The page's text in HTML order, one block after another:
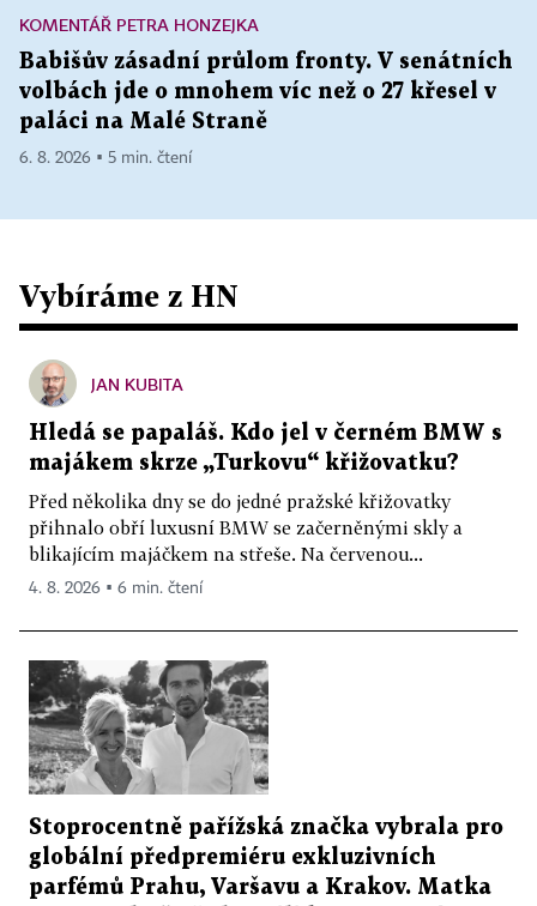
KOMENTÁŘ PETRA HONZEJKA
Babišův zásadní průlom fronty. V senátních
volbách jde o mnohem víc než o 27 křesel v
paláci na Malé Straně
6. 8. 2026 ▪ 5 min. čtení
Vybíráme z HN
JAN KUBITA
Hledá se papaláš. Kdo jel v černém BMW s
majákem skrze „Turkovu“ křižovatku?
Před několika dny se do jedné pražské křižovatky
přihnalo obří luxusní BMW se začerněnými skly a
blikajícím majáčkem na střeše. Na červenou...
4. 8. 2026 ▪ 6 min. čtení
Stoprocentně pařížská značka vybrala pro
globální předpremiéru exkluzivních
parfémů Prahu, Varšavu a Krakov. Matka